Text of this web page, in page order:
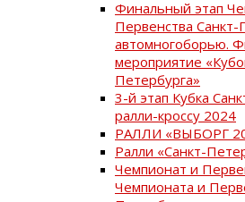
Финальный этап
Первенства Санкт-
автомногоборью.
мероприятие
Петербурга»
3-й этап Кубка
ралли-кроссу 2024
РАЛЛИ «ВЫБОРГ
Ралли «Санкт-
Чемпионат и
Чемпионата и